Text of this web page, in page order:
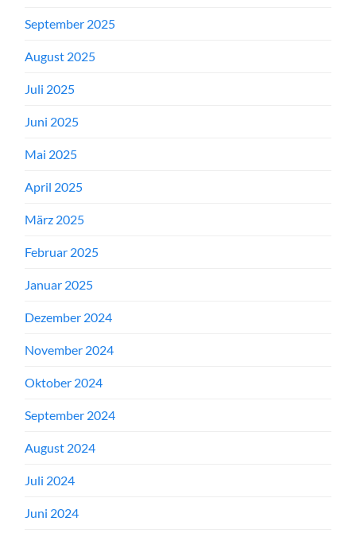
September 2025
August 2025
Juli 2025
Juni 2025
Mai 2025
April 2025
März 2025
Februar 2025
Januar 2025
Dezember 2024
November 2024
Oktober 2024
September 2024
August 2024
Juli 2024
Juni 2024